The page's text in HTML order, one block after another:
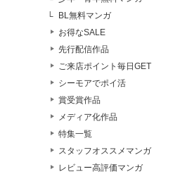
BL無料マンガ
お得なSALE
先行配信作品
ご来店ポイント毎日GET
シーモアでポイ活
賞受賞作品
メディア化作品
特集一覧
スタッフオススメマンガ
レビュー高評価マンガ